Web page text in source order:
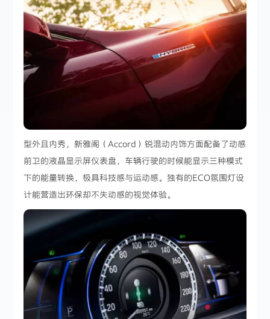
型外且内秀，新雅阁（Accord）锐混动内饰方面配备了动感
前卫的液晶显示屏仪表盘，车辆行驶的时候能显示三种模式
下的能量转换，极具科技感与运动感。独有的ECO氛围灯设
计能营造出环保却不失动感的视觉体验。